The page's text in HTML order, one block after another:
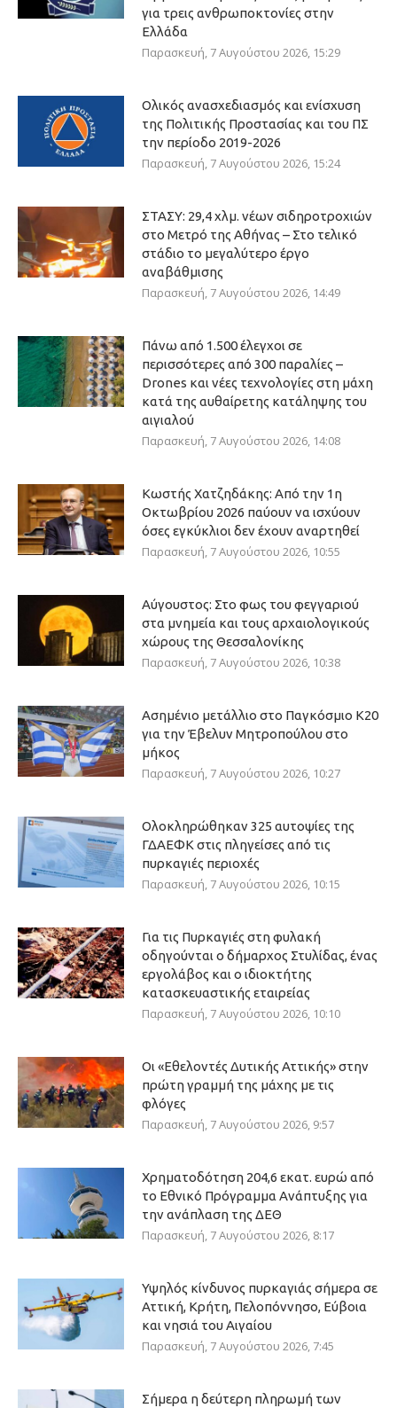
για τρεις ανθρωποκτονίες στην
Ελλάδα
Παρασκευή, 7 Αυγούστου 2026, 15:29
Ολικός ανασχεδιασμός και ενίσχυση
της Πολιτικής Προστασίας και του ΠΣ
την περίοδο 2019-2026
Παρασκευή, 7 Αυγούστου 2026, 15:24
ΣΤΑΣΥ: 29,4 χλμ. νέων σιδηροτροχιών
στο Μετρό της Αθήνας – Στο τελικό
στάδιο το μεγαλύτερο έργο
αναβάθμισης
Παρασκευή, 7 Αυγούστου 2026, 14:49
Πάνω από 1.500 έλεγχοι σε
περισσότερες από 300 παραλίες –
Drones και νέες τεχνολογίες στη μάχη
κατά της αυθαίρετης κατάληψης του
αιγιαλού
Παρασκευή, 7 Αυγούστου 2026, 14:08
Κωστής Χατζηδάκης: Από την 1η
Οκτωβρίου 2026 παύουν να ισχύουν
όσες εγκύκλιοι δεν έχουν αναρτηθεί
Παρασκευή, 7 Αυγούστου 2026, 10:55
Αύγουστος: Στο φως του φεγγαριού
στα μνημεία και τους αρχαιολογικούς
χώρους της Θεσσαλονίκης
Παρασκευή, 7 Αυγούστου 2026, 10:38
Ασημένιο μετάλλιο στο Παγκόσμιο Κ20
για την Έβελυν Μητροπούλου στο
μήκος
Παρασκευή, 7 Αυγούστου 2026, 10:27
Ολοκληρώθηκαν 325 αυτοψίες της
ΓΔΑΕΦΚ στις πληγείσες από τις
πυρκαγιές περιοχές
Παρασκευή, 7 Αυγούστου 2026, 10:15
Για τις Πυρκαγιές στη φυλακή
οδηγούνται ο δήμαρχος Στυλίδας, ένας
εργολάβος και ο ιδιοκτήτης
κατασκευαστικής εταιρείας
Παρασκευή, 7 Αυγούστου 2026, 10:10
Οι «Εθελοντές Δυτικής Αττικής» στην
πρώτη γραμμή της μάχης με τις
φλόγες
Παρασκευή, 7 Αυγούστου 2026, 9:57
Χρηματοδότηση 204,6 εκατ. ευρώ από
το Εθνικό Πρόγραμμα Ανάπτυξης για
την ανάπλαση της ΔΕΘ
Παρασκευή, 7 Αυγούστου 2026, 8:17
Υψηλός κίνδυνος πυρκαγιάς σήμερα σε
Αττική, Κρήτη, Πελοπόννησο, Εύβοια
και νησιά του Αιγαίου
Παρασκευή, 7 Αυγούστου 2026, 7:45
Σήμερα η δεύτερη πληρωμή των